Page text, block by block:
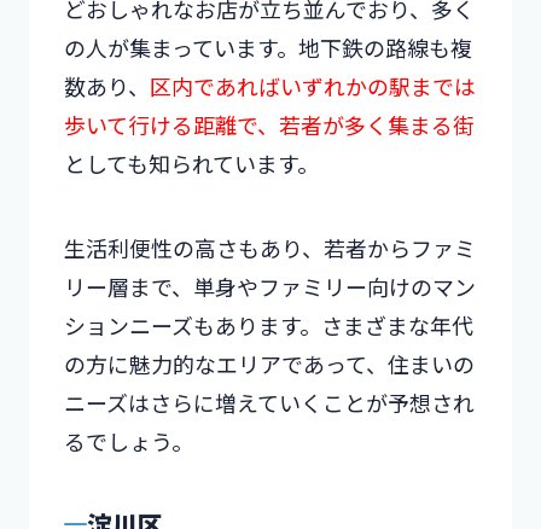
どおしゃれなお店が立ち並んでおり、多く
の人が集まっています。地下鉄の路線も複
数あり、 区内であればいずれかの駅までは
歩いて行ける距離で、若者が多く集まる街
としても知られています。
生活利便性の高さもあり、若者からファミ
リー層まで、単身やファミリー向けのマン
ションニーズもあります。さまざまな年代
の方に魅力的なエリアであって、住まいの
ニーズはさらに増えていくことが予想され
るでしょう。